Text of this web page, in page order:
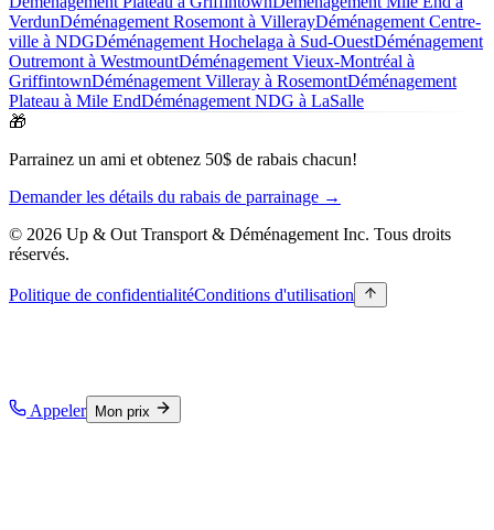
VerdunDéménagement Rosemont à VillerayDéménagement Centre-
ville à NDGDéménagement Hochelaga à Sud-OuestDéménagement
Outremont à WestmountDéménagement Vieux-Montréal à
GriffintownDéménagement Villeray à RosemontDéménagement
Plateau à Mile EndDéménagement NDG à LaSalle
🎁
Parrainez un ami et obtenez 50$ de rabais chacun!
Demander les détails du rabais de parrainage →
© 2026 Up & Out Transport & Déménagement Inc. Tous droits
réservés.
Politique de confidentialitéConditions d'utilisation
Appeler Mon prix